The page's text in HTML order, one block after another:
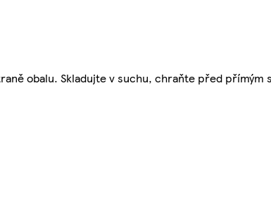
obalu. Skladujte v suchu, chraňte před přímým